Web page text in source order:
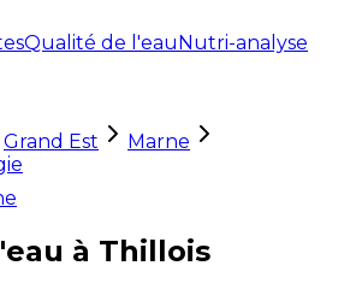
Qualité de l'eauNutri-analyse
Grand Est
Marne
à Thillois